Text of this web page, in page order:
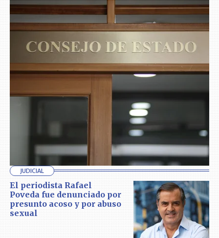
JUDICIAL
El periodista Rafael
Poveda fue denunciado por
presunto acoso y por abuso
sexual